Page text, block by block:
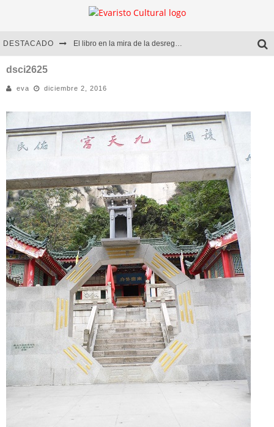
DESTACADO El libro en la mira de la desregulación
Diego Meret | Hotel Acapulco
Alejandra Correa | La nieve
dsci2625
eva diciembre 2, 2016